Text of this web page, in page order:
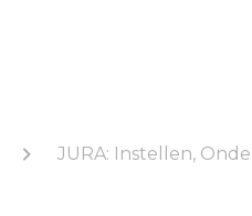
JURA: Instellen,